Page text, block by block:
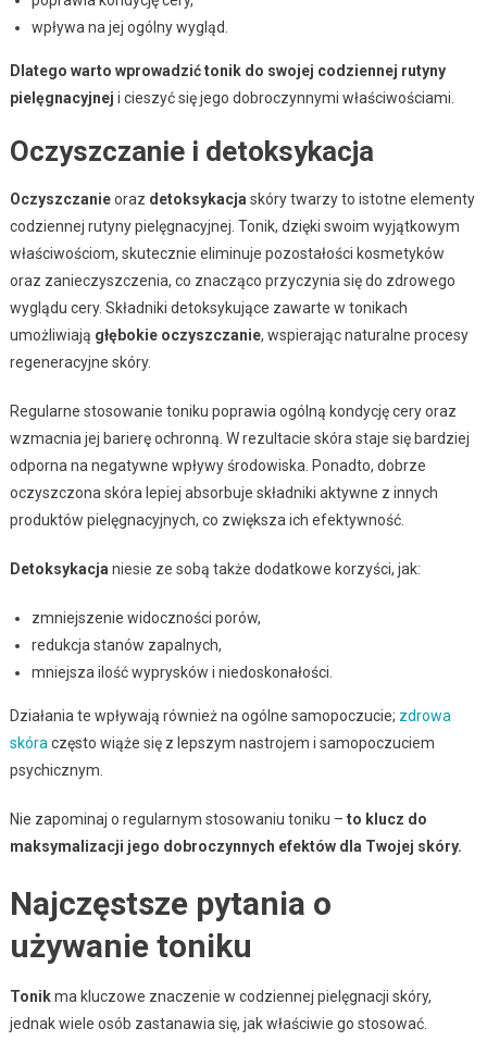
wpływa na jej ogólny wygląd.
Dlatego warto wprowadzić tonik do swojej codziennej rutyny
pielęgnacyjnej i cieszyć się jego dobroczynnymi właściwościami.
Oczyszczanie i detoksykacja
Oczyszczanieoraz detoksykacja skóry twarzy to istotne elementy
codziennej rutyny pielęgnacyjnej. Tonik, dzięki swoim wyjątkowym
właściwościom, skutecznie eliminuje pozostałości kosmetyków
oraz zanieczyszczenia, co znacząco przyczynia się do zdrowego
wyglądu cery. Składniki detoksykujące zawarte w tonikach
umożliwiają głębokie oczyszczanie, wspierając naturalne procesy
regeneracyjne skóry.
Regularne stosowanie toniku poprawia ogólną kondycję cery oraz
wzmacnia jej barierę ochronną. W rezultacie skóra staje się bardziej
odporna na negatywne wpływy środowiska. Ponadto, dobrze
oczyszczona skóra lepiej absorbuje składniki aktywne z innych
produktów pielęgnacyjnych, co zwiększa ich efektywność.
Detoksykacja niesie ze sobą także dodatkowe korzyści, jak:
zmniejszenie widoczności porów,
redukcja stanów zapalnych,
mniejsza ilość wyprysków i niedoskonałości.
Działania te wpływają również na ogólne samopoczucie; zdrowa
skóra często wiąże się z lepszym nastrojem i samopoczuciem
psychicznym.
Nie zapominaj o regularnym stosowaniu toniku – to klucz do
maksymalizacji jego dobroczynnych efektów dla Twojej skóry.
Najczęstsze pytania o
używanie toniku
Tonikma kluczowe znaczenie w codziennej pielęgnacji skóry,
jednak wiele osób zastanawia się, jak właściwie go stosować.